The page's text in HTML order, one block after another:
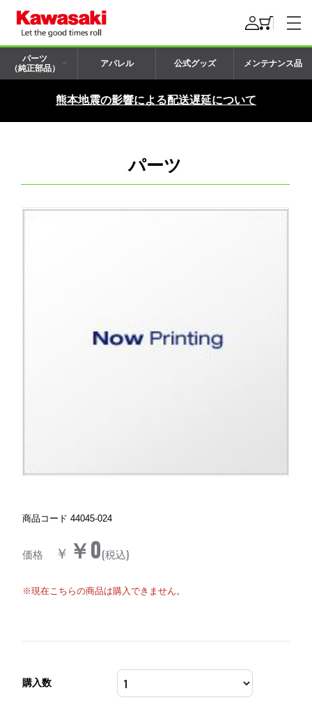
パーツ
（純正部品）
アパレル 公式グッズ メンテナンス品
熊本地震の影響による配送遅延について
パーツ
商品コード 44045-024
価格 ￥ ￥0(税込)
※現在こちらの商品は購入できません。
購入数